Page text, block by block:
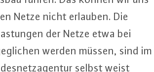
Netze nicht erlauben. Die
der Netze etwa bei
werden müssen, sind im
selbst weist